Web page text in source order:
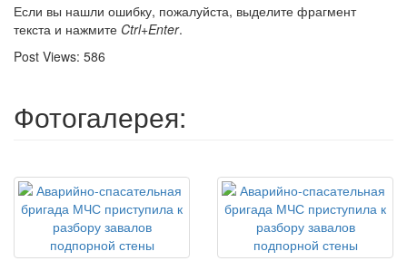
Если вы нашли ошибку, пожалуйста, выделите фрагмент
текста и нажмите Ctrl+Enter.
Post Views: 586
Фотогалерея: